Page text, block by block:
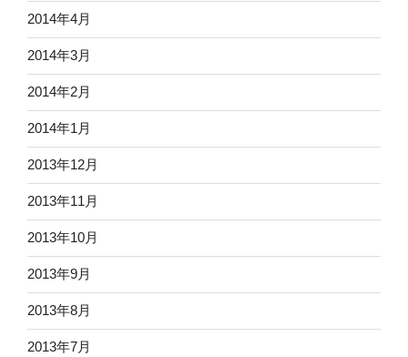
2014年4月
2014年3月
2014年2月
2014年1月
2013年12月
2013年11月
2013年10月
2013年9月
2013年8月
2013年7月